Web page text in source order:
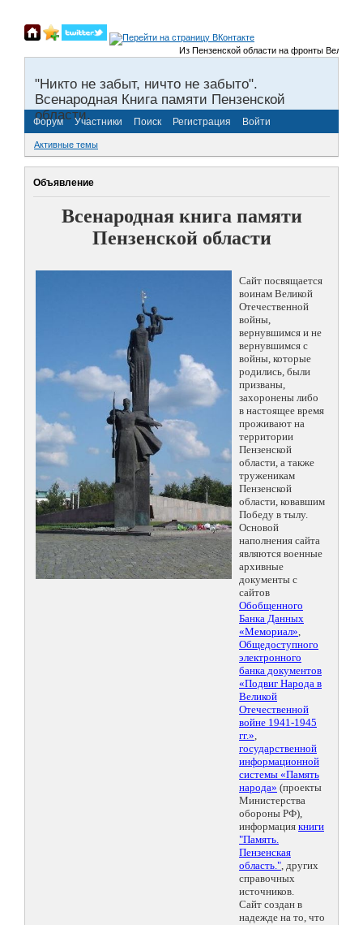
Из Пензенской области на фронты Великой
"Никто не забыт, ничто не забыто".
Всенародная Книга памяти Пензенской
области.
Форум Участники Поиск Регистрация Войти
Активные темы
Объявление
Всенародная книга памяти
Пензенской области
Сайт посвящается
воинам Великой
Отечественной
войны,
вернувшимся и не
вернувшимся с
войны, которые
родились, были
призваны,
захоронены либо
в настоящее время
проживают на
территории
Пензенской
области, а также
труженикам
Пензенской
области, ковавшим
Победу в тылу.
Основой
наполнения сайта
являются военные
архивные
документы с
сайтов
Обобщенного
Банка Данных
«Мемориал»,
Общедоступного
электронного
банка документов
«Подвиг Народа в
Великой
Отечественной
войне 1941-1945
гг.»,
государственной
информационной
системы «Память
народа» (проекты
Министерства
обороны РФ),
информация книги
"Память.
Пензенская
область.", других
справочных
источников.
Сайт создан в
надежде на то, что